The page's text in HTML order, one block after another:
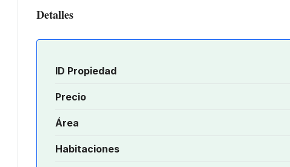
Detalles
ID Propiedad
Precio
Área
Habitaciones